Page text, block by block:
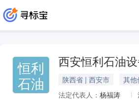
恒利
石油
西安恒利石油
陕西省 | 西安市 其他
法定代表人： 杨福涛